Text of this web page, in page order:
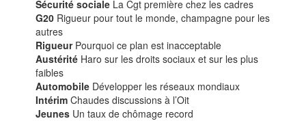
Sécurité sociale La Cgt première chez les cadres
G20 Rigueur pour tout le monde, champagne pour les
autres
RigueurPourquoi ce plan est inacceptable
Austérité Haro sur les droits sociaux et sur les plus
faibles
Automobile Développer les réseaux mondiaux
Intérim Chaudes discussions à l’Oit
Jeunes Un taux de chômage record